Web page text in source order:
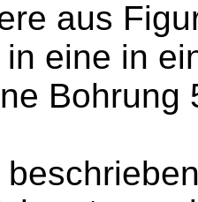
aus
eine in
Bohrung